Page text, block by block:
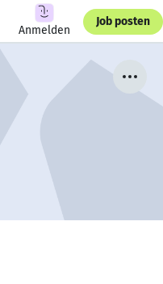
Anmelden
Job posten